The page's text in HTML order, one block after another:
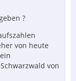
?
von heute
von